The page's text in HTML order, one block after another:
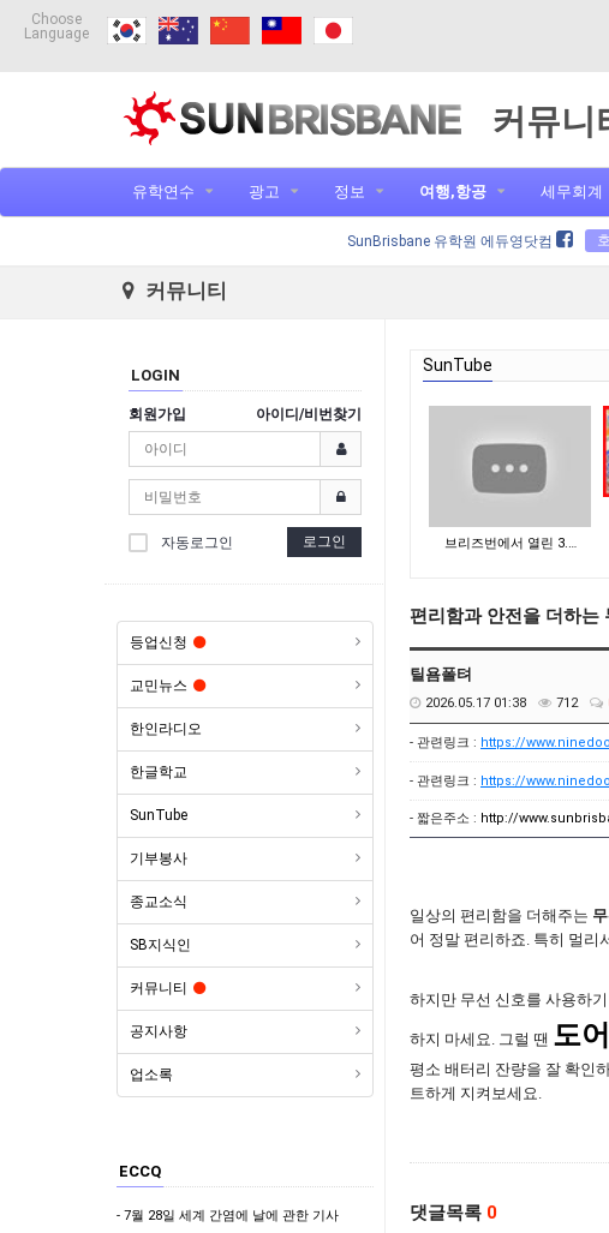
Choose
Language
커뮤니
유학연수 광고 정보 여행,항공 세무회계
SunBrisbane 유학원 에듀영닷컴
커뮤니티
LOGIN
회원가입 아이디/비번찾기
자동로그인 로그인
등업신청
교민뉴스
한인라디오
한글학교
SunTube
기부봉사
종교소식
SB지식인
커뮤니티
공지사항
업소록
ECCQ
- 7월 28일 세계 간염에 날에 관한 기사
SunTube
브리즈번에서 열린 3.…
편리함과 안전을 더하는
틸욤폴텨
2026.05.17 01:38 712
- 관련링크 : https://
- 관련링크 : https://
- 짧은주소 : http://
일상의 편리함을 더해주는
어 정말 편리하죠. 특히 멀리
하지만 무선 신호를 사용하
하지 마세요. 그럴 땐 도
평소 배터리 잔량을 잘 확인
트하게 지켜보세요.
댓글목록 0